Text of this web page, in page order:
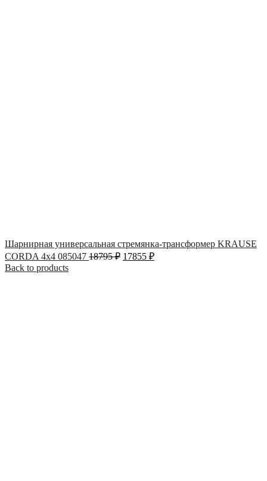
Шарнирная универсальная стремянка-трансформер KRAUSE
CORDA 4х4 085047 18795₽ 17855 ₽
Back to products